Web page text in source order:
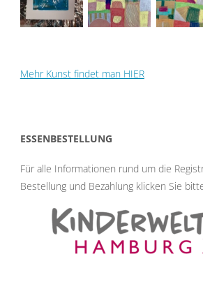
Mehr Kunst findet man HIER
ESSENBESTELLUNG
Für alle Informationen rund um die
Bestellung und Bezahlung klicken Sie